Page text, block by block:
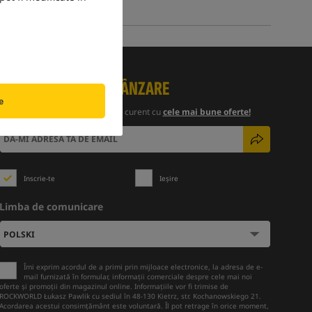
»VÂNZĂRI» VÂNZARE
Abonați-vă la newsletter și fiți la curent cucele mai bune oferte!
Inscrie-te Ieșire
Limba de comunicare
Îmi exprim acordul de a primi prin mijloace electronice, la adresa de e-
mail furnizată în formular, informații comerciale despre cele mai noi
oferte și promoții din magazinul online. Informațiile vor fi trimise de
ROCKWORLD Łukasz Pawlik cu sediul în 48-130 Kietrz, str. Kochanowskiego 21.
Acordarea acestui consimțământ este voluntară. Îl pot retrage în orice moment,